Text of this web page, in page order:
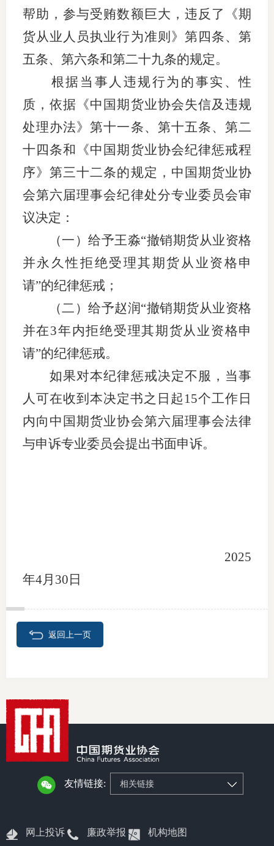
从业人
居间人
纪律处
期货行
期货公
会员大
会员动
帮助，参与受贿数额巨大，违反了《期
货从业人员执业行为准则》第四条、第
五条、第六条和第二十九条的规定。
根据当事人违规行为的事实、性
质，依据《中国期货业协会失信及违规
处理办法》第十一条、 第十五条、第二
十四条和《中国期货业协会纪律惩戒程
序》第三十二条的规定，中国期货业协
会第六届理事会纪律处分专业委员会审
议决定：
（一 ）给予王淼“撤销期货从业资格
并永久性拒绝受理其期货从业资格申
请”的纪律惩戒 ；
（二）给予赵润“撤销期货从业资格
并在3年内拒绝受理其期货从业资格申
请”的纪律惩戒。
如果对本纪律惩戒决定不服，当事
人可在收到本决定书之日起 15个工作日
内向中国期货业协会第六届理事会法律
与申诉专业委员会提出书面申诉。
2025
年4月30日
返回上一页
友情链接: 相关链接
网上投诉 廉政举报 机构地图